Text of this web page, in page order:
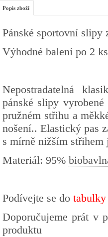
Popis zboží
Pánské sportovní
Výhodné balení po 2
Nepostradatelná
pánské slipy
pružném střihu a
nošení.. Elastický pas
s mírně nižším
Materiál: 95%
Podívejte se do
Doporučujeme prát v
produktu